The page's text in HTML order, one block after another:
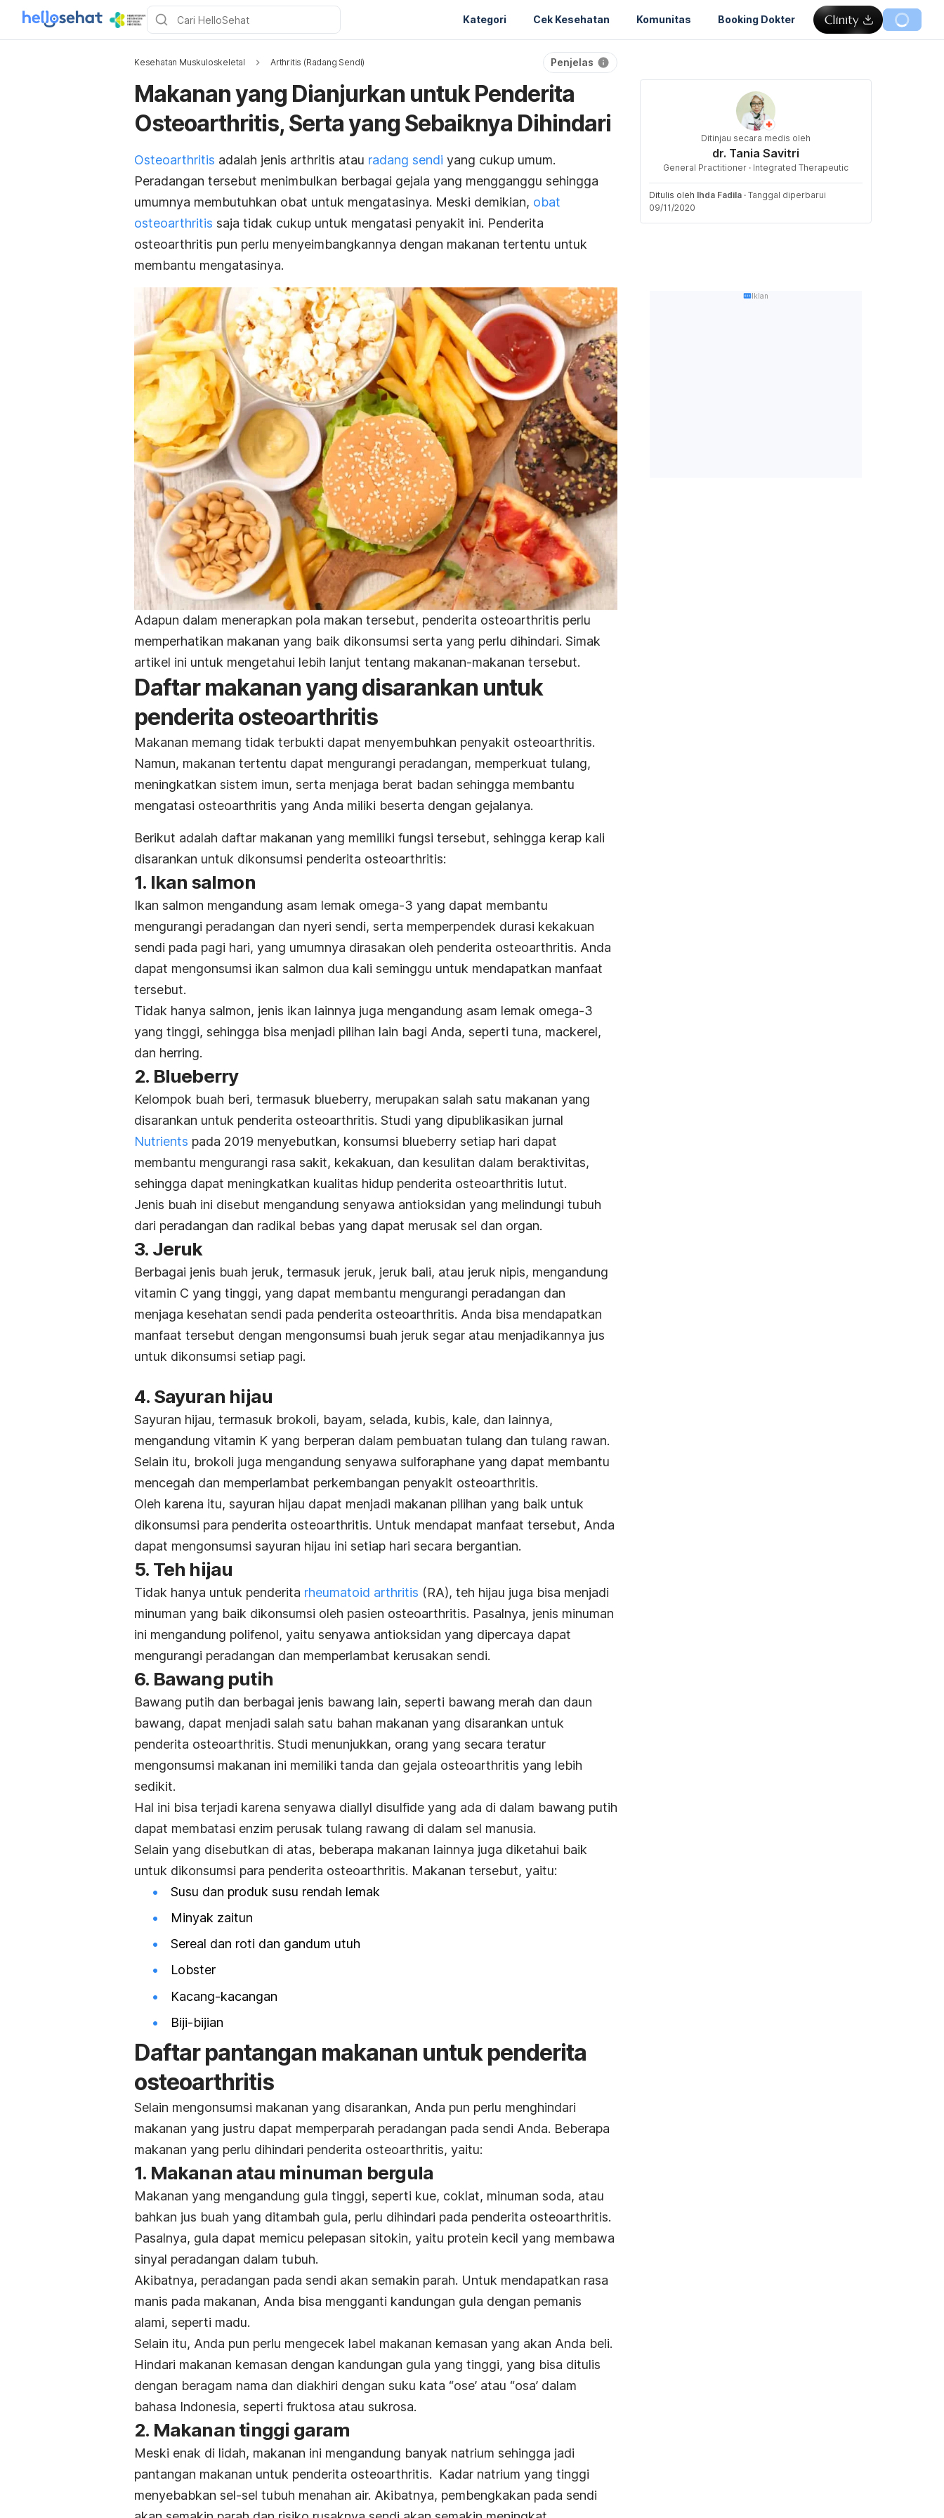
Kategori Cek Kesehatan Komunitas Booking Dokter
Kesehatan Muskuloskeletal Arthritis (Radang Sendi) Penjelas
Makanan yang Dianjurkan untuk Penderita
Osteoarthritis, Serta yang Sebaiknya Dihindari
Osteoarthritis adalah jenis arthritis atau radang sendi yang cukup umum.
Peradangan tersebut menimbulkan berbagai gejala yang mengganggu sehingga
umumnya membutuhkan obat untuk mengatasinya. Meski demikian, obat
osteoarthritis saja tidak cukup untuk mengatasi penyakit ini. Penderita
osteoarthritis pun perlu menyeimbangkannya dengan makanan tertentu untuk
membantu mengatasinya.
Adapun dalam menerapkan pola makan tersebut, penderita osteoarthritis perlu
memperhatikan makanan yang baik dikonsumsi serta yang perlu dihindari. Simak
artikel ini untuk mengetahui lebih lanjut tentang makanan-makanan tersebut.
Daftar makanan yang disarankan untuk
penderita osteoarthritis
Makanan memang tidak terbukti dapat menyembuhkan penyakit osteoarthritis.
Namun, makanan tertentu dapat mengurangi peradangan, memperkuat tulang,
meningkatkan sistem imun, serta menjaga berat badan sehingga membantu
mengatasi osteoarthritis yang Anda miliki beserta dengan gejalanya.
Berikut adalah daftar makanan yang memiliki fungsi tersebut, sehingga kerap kali
disarankan untuk dikonsumsi penderita osteoarthritis:
1. Ikan salmon
Ikan salmon mengandung asam lemak omega-3 yang dapat membantu
mengurangi peradangan dan nyeri sendi, serta memperpendek durasi kekakuan
sendi pada pagi hari, yang umumnya dirasakan oleh penderita osteoarthritis. Anda
dapat mengonsumsi ikan salmon dua kali seminggu untuk mendapatkan manfaat
tersebut.
Tidak hanya salmon, jenis ikan lainnya juga mengandung asam lemak omega-3
yang tinggi, sehingga bisa menjadi pilihan lain bagi Anda, seperti tuna, mackerel,
dan herring.
2. Blueberry
Kelompok buah beri, termasuk blueberry, merupakan salah satu makanan yang
disarankan untuk penderita osteoarthritis. Studi yang dipublikasikan jurnal
Nutrients pada 2019 menyebutkan, konsumsi blueberry setiap hari dapat
membantu mengurangi rasa sakit, kekakuan, dan kesulitan dalam beraktivitas,
sehingga dapat meningkatkan kualitas hidup penderita osteoarthritis lutut.
Jenis buah ini disebut mengandung senyawa antioksidan yang melindungi tubuh
dari peradangan dan radikal bebas yang dapat merusak sel dan organ.
3. Jeruk
Berbagai jenis buah jeruk, termasuk jeruk, jeruk bali, atau jeruk nipis, mengandung
vitamin C yang tinggi, yang dapat membantu mengurangi peradangan dan
menjaga kesehatan sendi pada penderita osteoarthritis. Anda bisa mendapatkan
manfaat tersebut dengan mengonsumsi buah jeruk segar atau menjadikannya jus
untuk dikonsumsi setiap pagi.
4. Sayuran hijau
Sayuran hijau, termasuk brokoli, bayam, selada, kubis, kale, dan lainnya,
mengandung vitamin K yang berperan dalam pembuatan tulang dan tulang rawan.
Selain itu, brokoli juga mengandung senyawa sulforaphane yang dapat membantu
mencegah dan memperlambat perkembangan penyakit osteoarthritis.
Oleh karena itu, sayuran hijau dapat menjadi makanan pilihan yang baik untuk
dikonsumsi para penderita osteoarthritis. Untuk mendapat manfaat tersebut, Anda
dapat mengonsumsi sayuran hijau ini setiap hari secara bergantian.
5. Teh hijau
Tidak hanya untuk penderita rheumatoid arthritis (RA), teh hijau juga bisa menjadi
minuman yang baik dikonsumsi oleh pasien osteoarthritis. Pasalnya, jenis minuman
ini mengandung polifenol, yaitu senyawa antioksidan yang dipercaya dapat
mengurangi peradangan dan memperlambat kerusakan sendi.
6. Bawang putih
Bawang putih dan berbagai jenis bawang lain, seperti bawang merah dan daun
bawang, dapat menjadi salah satu bahan makanan yang disarankan untuk
penderita osteoarthritis. Studi menunjukkan, orang yang secara teratur
mengonsumsi makanan ini memiliki tanda dan gejala osteoarthritis yang lebih
sedikit.
Hal ini bisa terjadi karena senyawa diallyl disulfide yang ada di dalam bawang putih
dapat membatasi enzim perusak tulang rawang di dalam sel manusia.
Selain yang disebutkan di atas, beberapa makanan lainnya juga diketahui baik
untuk dikonsumsi para penderita osteoarthritis. Makanan tersebut, yaitu:
Susu dan produk susu rendah lemak
Minyak zaitun
Sereal dan roti dan gandum utuh
Lobster
Kacang-kacangan
Biji-bijian
Daftar pantangan makanan untuk penderita
osteoarthritis
Selain mengonsumsi makanan yang disarankan, Anda pun perlu menghindari
makanan yang justru dapat memperparah peradangan pada sendi Anda. Beberapa
makanan yang perlu dihindari penderita osteoarthritis, yaitu:
1. Makanan atau minuman bergula
Makanan yang mengandung gula tinggi, seperti kue, coklat, minuman soda, atau
bahkan jus buah yang ditambah gula, perlu dihindari pada penderita osteoarthritis.
Pasalnya, gula dapat memicu pelepasan sitokin, yaitu protein kecil yang membawa
sinyal peradangan dalam tubuh.
Akibatnya, peradangan pada sendi akan semakin parah. Untuk mendapatkan rasa
manis pada makanan, Anda bisa mengganti kandungan gula dengan pemanis
alami, seperti madu.
Selain itu, Anda pun perlu mengecek label makanan kemasan yang akan Anda beli.
Hindari makanan kemasan dengan kandungan gula yang tinggi, yang bisa ditulis
dengan beragam nama dan diakhiri dengan suku kata “ose’ atau “osa’ dalam
bahasa Indonesia, seperti fruktosa atau sukrosa.
2. Makanan tinggi garam
Meski enak di lidah, makanan ini mengandung banyak natrium sehingga jadi
pantangan makanan untuk penderita osteoarthritis. Kadar natrium yang tinggi
menyebabkan sel-sel tubuh menahan air. Akibatnya, pembengkakan pada sendi
Ditinjau secara medis oleh
dr. Tania Savitri
General Practitioner · Integrated Therapeutic
Ditulis oleh Ihda Fadila · Tanggal diperbarui
09/11/2020
Iklan